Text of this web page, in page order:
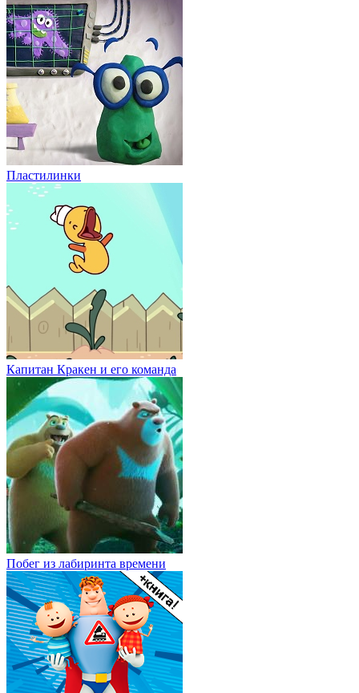
Пластилинки
Капитан Кракен и его команда
Побег из лабиринта времени